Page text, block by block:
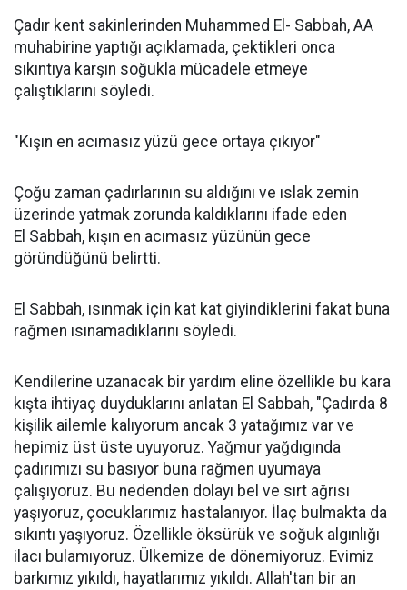
Çadır kent sakinlerinden Muhammed El- Sabbah, AA
muhabirine yaptığı açıklamada, çektikleri onca
sıkıntıya karşın soğukla mücadele etmeye
çalıştıklarını söyledi.
"Kışın en acımasız yüzü gece ortaya çıkıyor"
Çoğu zaman çadırlarının su aldığını ve ıslak zemin
üzerinde yatmak zorunda kaldıklarını ifade eden
El Sabbah, kışın en acımasız yüzünün gece
göründüğünü belirtti.
El Sabbah, ısınmak için kat kat giyindiklerini fakat buna
rağmen ısınamadıklarını söyledi.
Kendilerine uzanacak bir yardım eline özellikle bu kara
kışta ihtiyaç duyduklarını anlatan El Sabbah, "Çadırda 8
kişilik ailemle kalıyorum ancak 3 yatağımız var ve
hepimiz üst üste uyuyoruz. Yağmur yağdıgında
çadırımızı su basıyor buna rağmen uyumaya
çalışıyoruz. Bu nedenden dolayı bel ve sırt ağrısı
yaşıyoruz, çocuklarımız hastalanıyor. İlaç bulmakta da
sıkıntı yaşıyoruz. Özellikle öksürük ve soğuk algınlığı
ilacı bulamıyoruz. Ülkemize de dönemiyoruz. Evimiz
barkımız yıkıldı, hayatlarımız yıkıldı. Allah'tan bir an